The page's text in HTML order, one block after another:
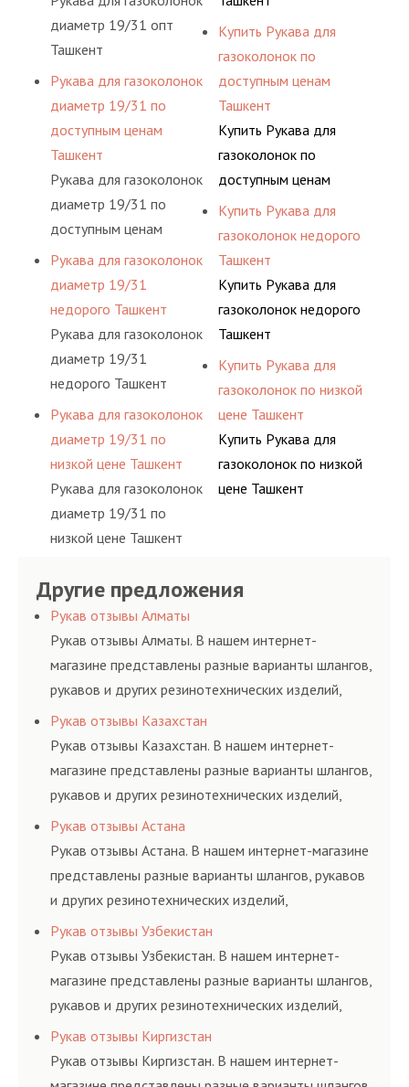
диаметр 19/31 опт
Ташкент
Рукава для газоколонок
диаметр 19/31 по
доступным ценам
Ташкент
Рукава для газоколонок
диаметр 19/31 по
доступным ценам
Ташкент
Рукава для газоколонок
диаметр 19/31
недорого Ташкент
Рукава для газоколонок
диаметр 19/31
недорого Ташкент
Рукава для газоколонок
диаметр 19/31 по
низкой цене Ташкент
Рукава для газоколонок
диаметр 19/31 по
низкой цене Ташкент
Купить Рукава для
газоколонок по
доступным ценам
Ташкент
Купить Рукава для
газоколонок по
доступным ценам
Ташкент
Купить Рукава для
газоколонок недорого
Ташкент
Купить Рукава для
газоколонок недорого
Ташкент
Купить Рукава для
газоколонок по низкой
цене Ташкент
Купить Рукава для
газоколонок по низкой
цене Ташкент
Другие предложения
Рукав отзывы Алматы
Рукав отзывы Алматы. В нашем интернет-
магазине представлены разные варианты шлангов,
рукавов и других резинотехнических изделий,
соответствующих ГОСТам, техническим условиям
и нормативам.
Рукав отзывы Казахстан
Рукав отзывы Казахстан. В нашем интернет-
магазине представлены разные варианты шлангов,
рукавов и других резинотехнических изделий,
соответствующих ГОСТам, техническим условиям
и нормативам.
Рукав отзывы Астана
Рукав отзывы Астана. В нашем интернет-магазине
представлены разные варианты шлангов, рукавов
и других резинотехнических изделий,
соответствующих ГОСТам, техническим условиям
и нормативам.
Рукав отзывы Узбекистан
Рукав отзывы Узбекистан. В нашем интернет-
магазине представлены разные варианты шлангов,
рукавов и других резинотехнических изделий,
соответствующих ГОСТам, техническим условиям
и нормативам.
Рукав отзывы Киргизстан
Рукав отзывы Киргизстан. В нашем интернет-